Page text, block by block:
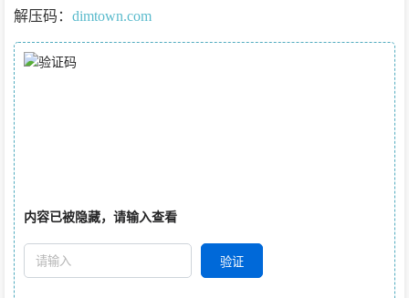
解压码： dimtown.com
内容已被隐藏，请输入查看